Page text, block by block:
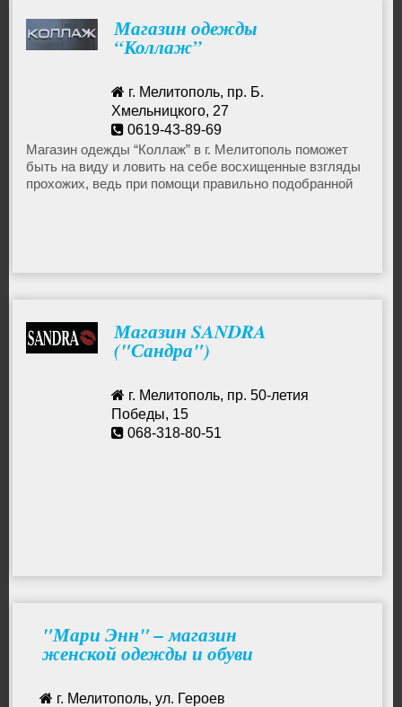
Брюки и леггинсы
Блузки и рубашки
Платья и туники
Магазин одежды
“Коллаж”
г. Мелитополь, пр. Б.
Хмельницкого, 27
0619-43-89-69
artemova_y@bk.ru
Магазин одежды “Коллаж” в г. Мелитополь поможет
быть на виду и ловить на себе восхищенные взгляды
прохожих, ведь при помощи правильно подобранной
Магазин SANDRA
("Сандра")
г. Мелитополь, пр. 50-летия
Победы, 15
068-318-80-51
"Мари Энн" – магазин
женской одежды и обуви
г. Мелитополь, ул. Героев